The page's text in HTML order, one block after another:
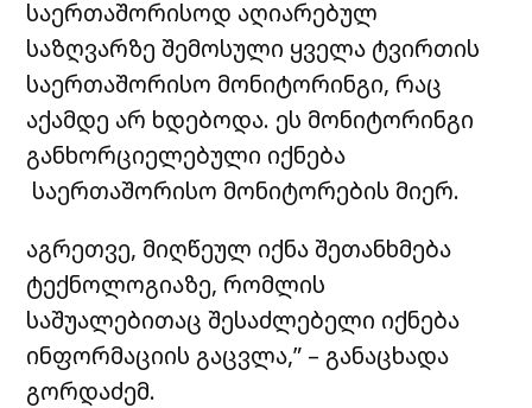
საერთაშორისოდ აღიარებულ
საზღვარზე შემოსული ყველა ტვირთის
საერთაშორისო მონიტორინგი, რაც
აქამდე არ ხდებოდა. ეს მონიტორინგი
განხორციელებული იქნება
საერთაშორისო მონიტორების მიერ.
აგრეთვე, მიღწეულ იქნა შეთანხმება
ტექნოლოგიაზე, რომლის
საშუალებითაც შესაძლებელი იქნება
ინფორმაციის გაცვლა,” – განაცხადა
გორდაძემ.